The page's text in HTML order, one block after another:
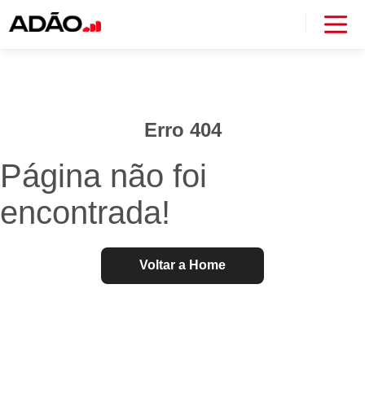
Erro 404
Página não foi
encontrada!
Voltar a Home